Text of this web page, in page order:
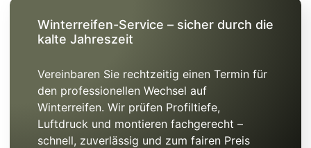
Winterreifen-Service – sicher durch die
kalte Jahreszeit
Vereinbaren Sie rechtzeitig einen Termin für
den professionellen Wechsel auf
Winterreifen. Wir prüfen Profiltiefe,
Luftdruck und montieren fachgerecht –
schnell, zuverlässig und zum fairen Preis